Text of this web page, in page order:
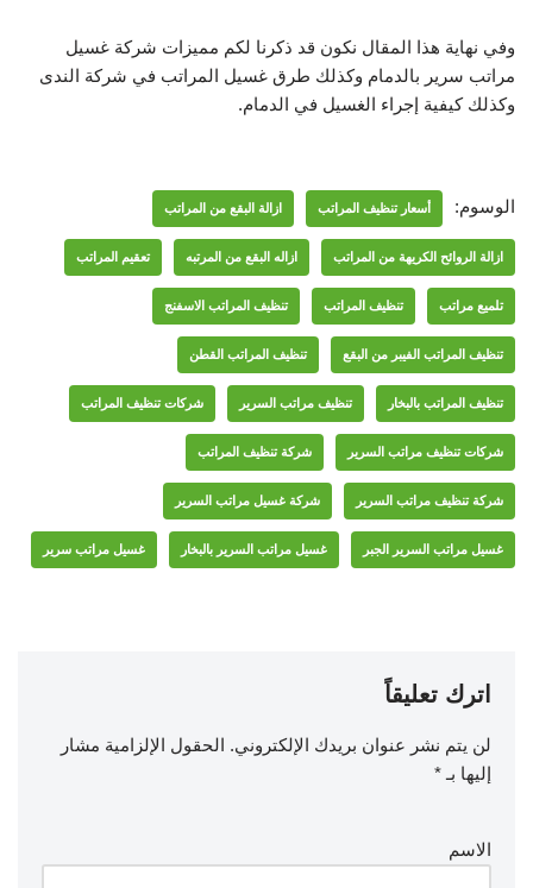
وفي نهاية هذا المقال نكون قد ذكرنا لكم مميزات شركة غسيل
مراتب سرير بالدمام وكذلك طرق غسيل المراتب في شركة الندى
وكذلك كيفية إجراء الغسيل في الدمام.
الوسوم: أسعار تنظيف المراتب ازالة البقع من المراتب
ازالة الروائح الكريهة من المراتب ازاله البقع من المرتبه تعقيم المراتب
تلميع مراتب تنظيف المراتب تنظيف المراتب الاسفنج
تنظيف المراتب الفيبر من البقع تنظيف المراتب القطن
تنظيف المراتب بالبخار تنظيف مراتب السرير شركات تنظيف المراتب
شركات تنظيف مراتب السرير شركة تنظيف المراتب
شركة تنظيف مراتب السرير شركة غسيل مراتب السرير
غسيل مراتب السرير الجبر غسيل مراتب السرير بالبخار غسيل مراتب سرير
اترك تعليقاً
لن يتم نشر عنوان بريدك الإلكتروني. الحقول الإلزامية مشار
إليها بـ*
الاسم